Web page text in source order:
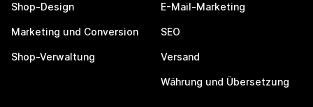
Shop-Design
Marketing und Conversion
Shop-Verwaltung
E-Mail-Marketing
SEO
Versand
Währung und Übersetzung